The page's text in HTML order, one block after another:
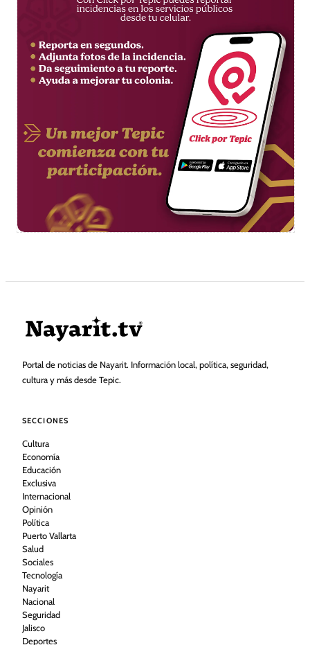
Portal de noticias de Nayarit. Información local, política, seguridad,
cultura y más desde Tepic.
SECCIONES
Cultura
Economía
Educación
Exclusiva
Internacional
Opinión
Política
Puerto Vallarta
Salud
Sociales
Tecnología
Nayarit
Nacional
Seguridad
Jalisco
Deportes